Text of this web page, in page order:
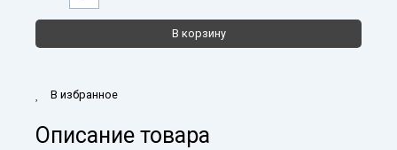
Пипетка
В корзину
В избранное
Описание товара